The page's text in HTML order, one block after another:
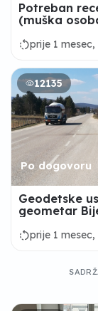
Potreban
(muška
rotate_leftprije 1 mesec,
12135
Po dogovoru
Geodetske
geometar
rotate_leftprije 1 mesec,